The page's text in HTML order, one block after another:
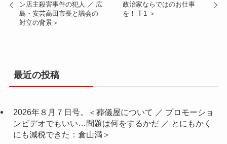
ン店主殺害事件の犯人 ／ 広
島・安芸高田市長と議会の
対立の背景＞
政治家ならではのお仕事
を！ T-1 ＞
最近の投稿
2026年８月７日号。＜葬儀屋について ／ プロモーショ
ンビデオでもいい…問題は何をするかだ ／ とにもかく
にも減税できた：倉山満＞